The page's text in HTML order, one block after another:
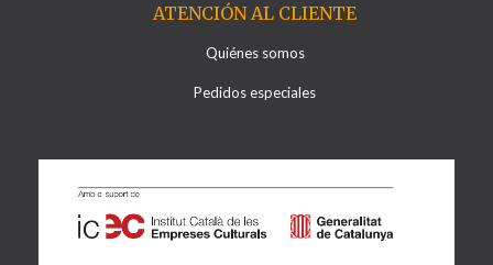
ATENCIÓN AL CLIENTE
Quiénes somos
Pedidos especiales